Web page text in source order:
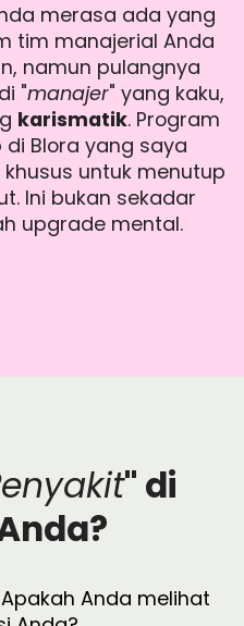
merasa ada yang
tim manajerial Anda
namun pulangnya
"manajer" yang kaku,
karismatik. Program
di Blora yang saya
untuk menutup
Ini bukan sekadar
upgrade mental.
" di
Anda melihat